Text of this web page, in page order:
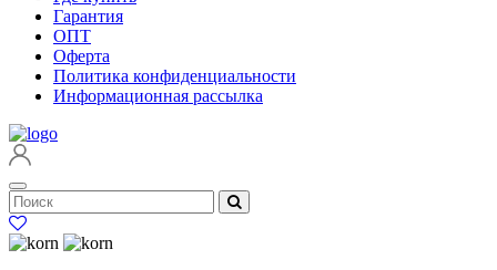
Гарантия
ОПТ
Оферта
Политика конфиденциальности
Информационная рассылка